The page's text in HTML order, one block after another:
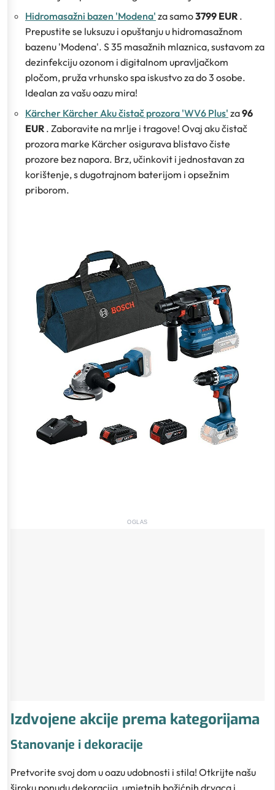
Hidromasažni bazen 'Modena' za samo3799 EUR .
Prepustite se luksuzu i opuštanju u hidromasažnom
bazenu 'Modena'. S 35 masažnih mlaznica, sustavom za
dezinfekciju ozonom i digitalnom upravljačkom
pločom, pruža vrhunsko spa iskustvo za do 3 osobe.
Idealan za vašu oazu mira!
Kärcher Kärcher Aku čistač prozora 'WV6 Plus' za96
EUR . Zaboravite na mrlje i tragove! Ovaj aku čistač
prozora marke Kärcher osigurava blistavo čiste
prozore bez napora. Brz, učinkovit i jednostavan za
korištenje, s dugotrajnom baterijom i opsežnim
priborom.
OGLAS
Izdvojene akcije prema kategorijama
Stanovanje i dekoracije
Pretvorite svoj dom u oazu udobnosti i stila! Otkrijte našu